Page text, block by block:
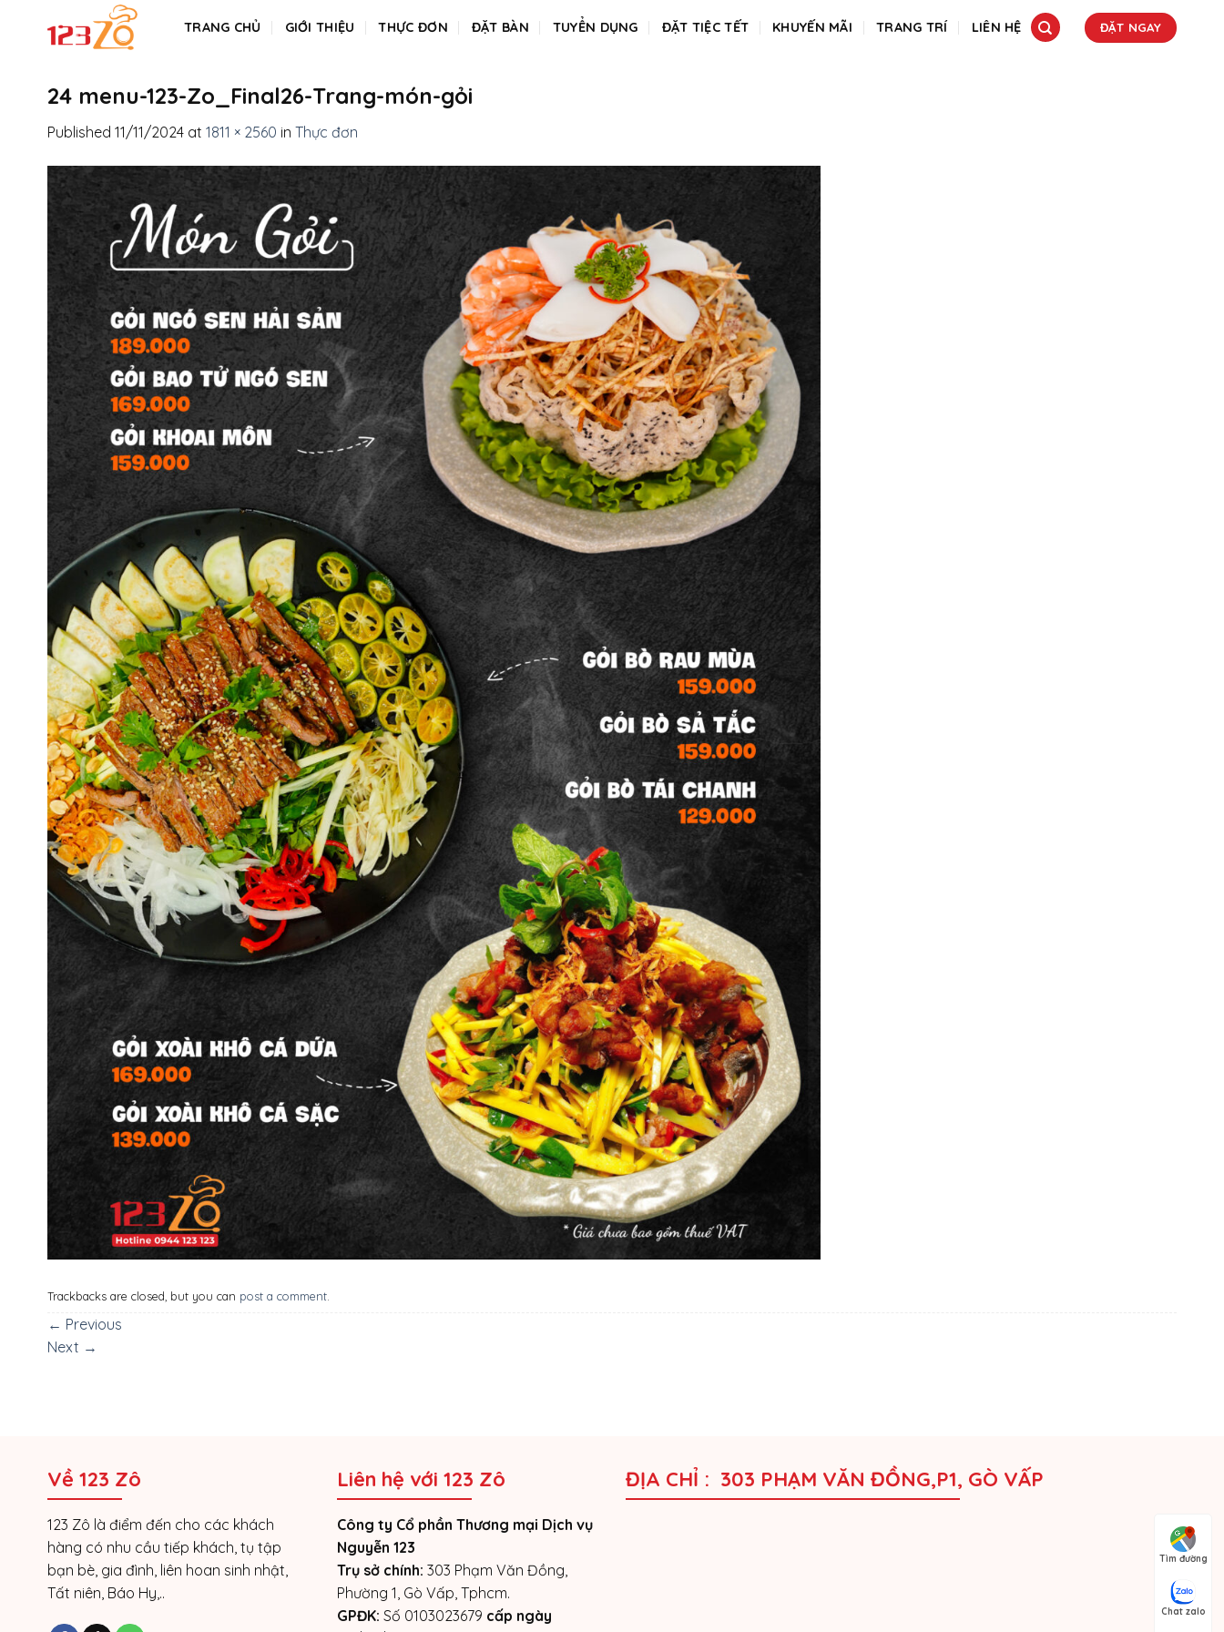
TRANG CHỦ GIỚI THIỆU THỰC ĐƠN ĐẶT BÀN TUYỂN DỤNG ĐẶT TIỆC TẾT KHUYẾN MÃI TRANG TRÍ LIÊN HỆ ĐẶT NGAY
24 menu-123-Zo_Final26-Trang-món-gỏi
Published 11/11/2024 at 1811 × 2560 in Thực đơn
Trackbacks are closed, but you can post a comment
← Previous
Next →
Về 123 Zô
123 Zô là điểm đến cho các khách
hàng có nhu cầu tiếp khách, tụ tập
bạn bè, gia đình, liên hoan sinh nhật,
Tất niên, Báo Hy,..
Liên hệ với 123 Zô
Công ty Cổ phần Thương mại Dịch vụ
Nguyễn 123
Trụ sở chính: 303 Phạm Văn Đồng,
Phường 1, Gò Vấp, Tphcm.
GPĐK: Số 0103023679 cấp ngày
ĐỊA CHỈ : 303 PHẠM VĂN ĐỒNG,P1, GÒ VẤP
Tìm đường
Chat zalo